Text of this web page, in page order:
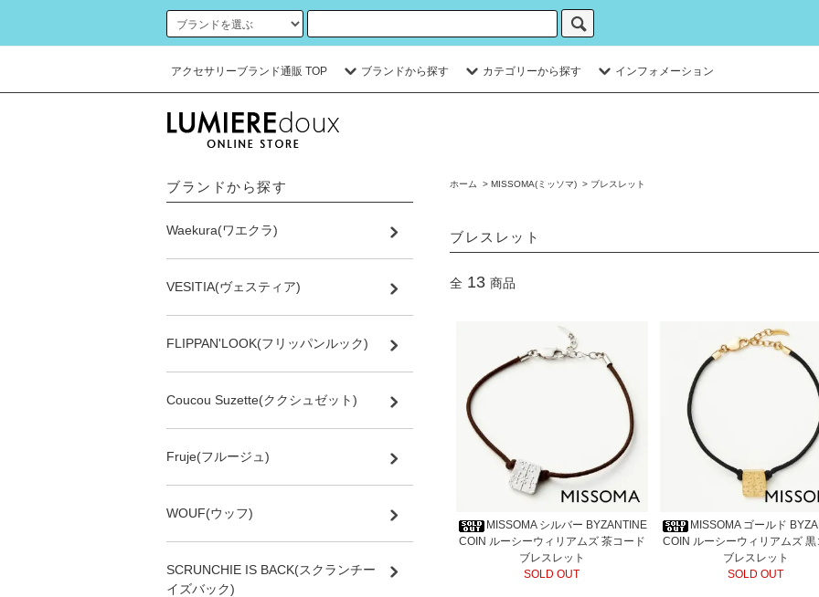
アクセサリーブランド通販 TOP ブランドから探す カテゴリーから探す インフォメーション
ホーム > MISSOMA(ミッソマ) > ブレスレット
ブレスレット
全 13 商品
MISSOMA シルバー BYZANTINE
COIN ルーシーウィリアムズ 茶コード
ブレスレット
SOLD OUT
MISSOMA ゴールド
COIN ルーシーウィリアムズ 黒
ブレスレット
SOLD OUT
ブランドから探す
Waekura(ワエクラ)
VESITIA(ヴェスティア)
FLIPPAN'LOOK(フリッパンルック)
Coucou Suzette(ククシュゼット)
Fruje(フルージュ)
WOUF(ウッフ)
SCRUNCHIE IS BACK(スクランチー
イズバック)